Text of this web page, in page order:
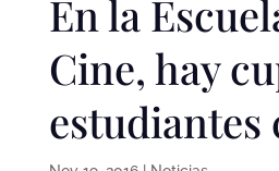
En la
Cine, hay
estudiantes